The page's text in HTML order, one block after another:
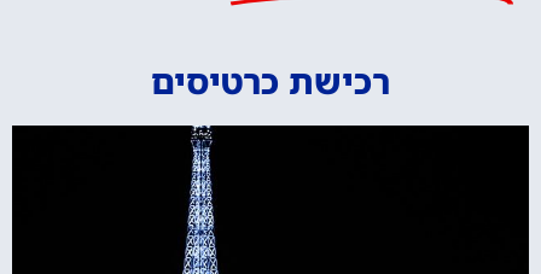
רכישת כרטיסים